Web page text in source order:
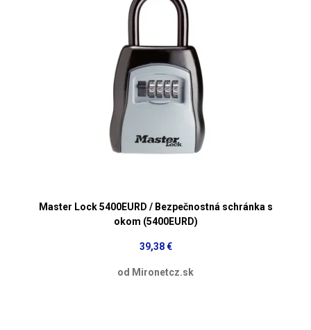
Master Lock 5400EURD / Bezpečnostná schránka s
okom (5400EURD)
39,38 €
od Mironetcz.sk